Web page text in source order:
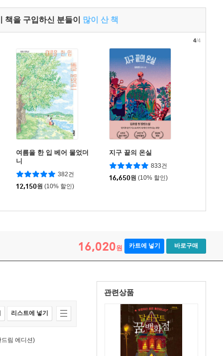
책을 구입하신 분들이 많이 산 책
여름을 한 입 베어 물었더
니
382건
12,150원 (10% 할인)
지구 끝의 온실
833건
16,650원 (10% 할인)
4/4
16,020원 카트에 넣기 바로구매
관련상품
리스트에 넣기
림 에디션)